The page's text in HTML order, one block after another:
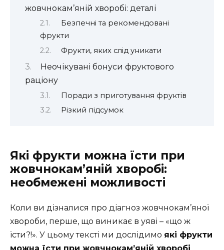
жовчнокам’яній хворобі: деталі
Безпечні та рекомендовані
фрукти
Фрукти, яких слід уникати
Неочікувані бонуси фруктового
раціону
Поради з приготування фруктів
Різкий підсумок
Які фрукти можна їсти при
жовчнокам’яній хворобі:
необмежені можливості
Коли ви дізналися про діагноз жовчнокам’яної
хвороби, перше, що виникає в уяві – «що ж
їсти?!». У цьому тексті ми дослідимо які фрукти